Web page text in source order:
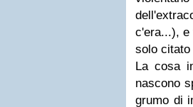
c'era...), e
solo citato
La cosa
nascono
grumo di